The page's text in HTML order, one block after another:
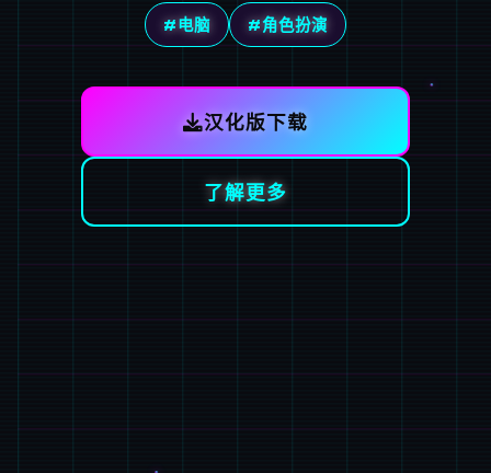
#电脑 #角色扮演
汉化版下载
了解更多